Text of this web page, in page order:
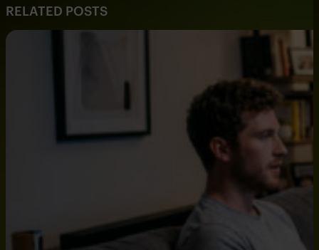
RELATED POSTS